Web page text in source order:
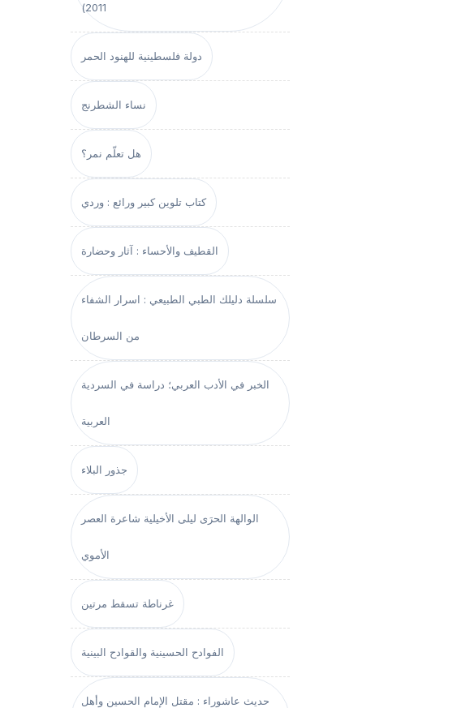
2011)
دولة فلسطينية للهنود الحمر
نساء الشطرنج
هل تعلّم نمر؟
كتاب تلوين كبير ورائع : وردي
القطيف والأحساء : آثار وحضارة
سلسلة دليلك الطبي الطبيعي : اسرار الشفاء
من السرطان
الخبر في الأدب العربي؛ دراسة في السردية
العربية
جذور البلاء
الوالهة الحرَى ليلى الأخيلية شاعرة العصر
الأموي
غرناطة تسقط مرتين
الفوادح الحسينية والقوادح البينية
حديث عاشوراء : مقتل الإمام الحسين وأهل